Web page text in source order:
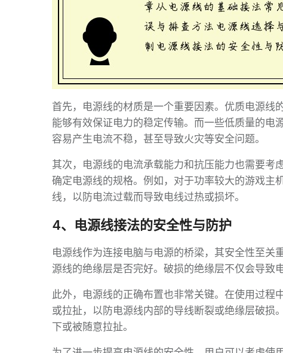
首先，电源线的材质是一个重要因素。优质电源线
能够有效保证电力的稳定传输。而一些低质量的电
容易产生电流不稳，甚至导致火灾等安全问题。
其次，电源线的电流承载能力和抗压能力也需要考
确定电源线的规格。例如，对于功率较大的游戏主
线，以防电流过载而导致电线过热或损坏。
4、电源线接法的安全性与防护
电源线作为连接电脑与电源的桥梁，其安全性至
源线的绝缘层是否完好。破损的绝缘层不仅会导致
此外，电源线的正确布置也非常关键。在使用过
或拉扯，以防电源线内部的导线断裂或绝缘层破损
下或被随意拉扯。